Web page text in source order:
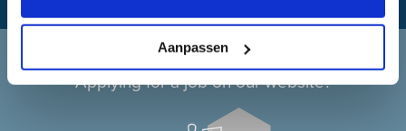
Aanpassen
Applying at Select Projects
Applying for a job on our website?